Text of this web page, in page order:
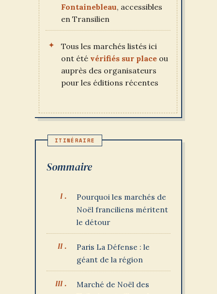
Fontainebleau, accessibles
en Transilien
Tous les marchés listés ici
ont été vérifiés sur place ou
auprès des organisateurs
pour les éditions récentes
Sommaire
Pourquoi les marchés de
Noël franciliens méritent
le détour
Paris La Défense : le
géant de la région
Marché de Noël des